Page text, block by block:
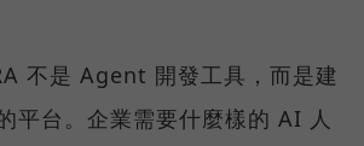
不是 Agent 開發工具，而是建
平台。企業需要什麼樣的 AI 人